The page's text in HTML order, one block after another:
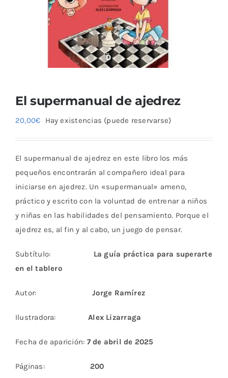
El supermanual de ajedrez
20,00€ Hay existencias (puede reservarse)
El supermanual de ajedrez en este libro los más
pequeños encontrarán al compañero ideal para
iniciarse en ajedrez. Un «supermanual» ameno,
práctico y escrito con la voluntad de entrenar a niños
y niñas en las habilidades del pensamiento. Porque el
ajedrez es, al fin y al cabo, un juego de pensar.
Subtítulo: La guía práctica para superarte
en el tablero
Autor:Jorge Ramírez
Ilustradora:Alex Lizarraga
Fecha de aparición: 7 de abril de 2025
Páginas: 200